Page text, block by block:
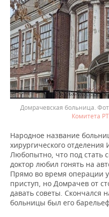
Домрачевская больница.
Комитета
Народное название
хирургического
Любопытно, что под стать
доктор любил гонять на
Прямо во время операции
приступ, но Домрачев от
давать советы. Скончался
больницы был его